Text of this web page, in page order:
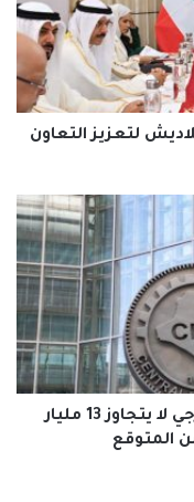
لتعزيز التعاون
البنك المركزي العراقي: الدين الخارجي لا يتجاوز 13 مليار
المتوقع